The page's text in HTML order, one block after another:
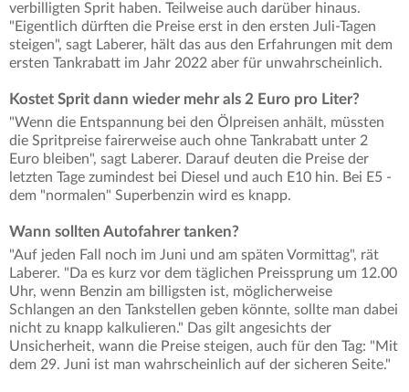
verbilligten Sprit haben. Teilweise auch darüber hinaus.
"Eigentlich dürften die Preise erst in den ersten Juli-Tagen
steigen", sagt Laberer, hält das aus den Erfahrungen mit dem
ersten Tankrabatt im Jahr 2022 aber für unwahrscheinlich.
Kostet Sprit dann wieder mehr als 2 Euro pro Liter?
"Wenn die Entspannung bei den Ölpreisen anhält, müssten
die Spritpreise fairerweise auch ohne Tankrabatt unter 2
Euro bleiben", sagt Laberer. Darauf deuten die Preise der
letzten Tage zumindest bei Diesel und auch E10 hin. Bei E5 -
dem "normalen" Superbenzin wird es knapp.
Wann sollten Autofahrer tanken?
"Auf jeden Fall noch im Juni und am späten Vormittag", rät
Laberer. "Da es kurz vor dem täglichen Preissprung um 12.00
Uhr, wenn Benzin am billigsten ist, möglicherweise
Schlangen an den Tankstellen geben könnte, sollte man dabei
nicht zu knapp kalkulieren." Das gilt angesichts der
Unsicherheit, wann die Preise steigen, auch für den Tag: "Mit
dem 29. Juni ist man wahrscheinlich auf der sicheren Seite."